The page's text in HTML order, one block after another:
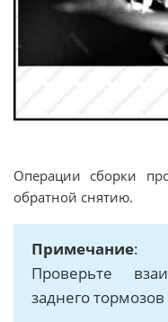
Операции сборки
обратной снятию.
Примечание:
Проверьте
заднего